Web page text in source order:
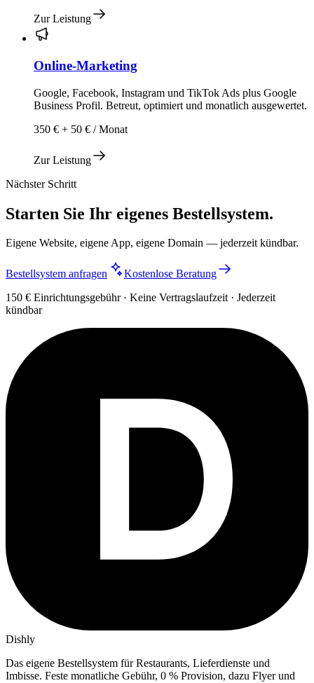
Zur Leistung
Online-Marketing
Google, Facebook, Instagram und TikTok Ads plus Google
Business Profil. Betreut, optimiert und monatlich ausgewertet.
350 € + 50 € / Monat
Zur Leistung
Nächster Schritt
Starten Sie Ihr eigenes Bestellsystem.
Eigene Website, eigene App, eigene Domain — jederzeit kündbar.
Bestellsystem anfragen
Kostenlose Beratung
150 € Einrichtungsgebühr · Keine Vertragslaufzeit · Jederzeit
kündbar
Dishly
Das eigene Bestellsystem für Restaurants, Lieferdienste und
Imbisse. Feste monatliche Gebühr, 0 % Provision, dazu Flyer und